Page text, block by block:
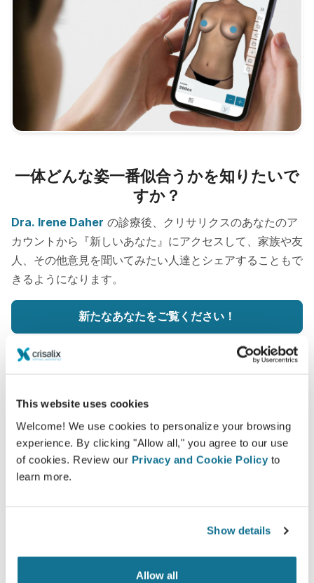
This website uses cookies
Welcome! We use cookies to personalize your browsing
experience. By clicking "Allow all," you agree to our use
of cookies. Review our Privacy and Cookie Policy to
learn more.
Show details
Allow all
一体どんな姿一番似合うかを知りたいで
すか？
Dra. Irene Daher の診療後、クリサリクスのあなたのア
カウントから『新しいあなた』にアクセスして、家族や友
人、その他意見を聞いてみたい人達とシェアすることもで
きるようになります。
新たなあなたをご覧ください！
簡単ですし安全です
クリサリクスは、常にあなたのプライバシーを保護
することををお約束します。弊社のサーバーは完全
暗号化されています： あなたの個人情報の安全と